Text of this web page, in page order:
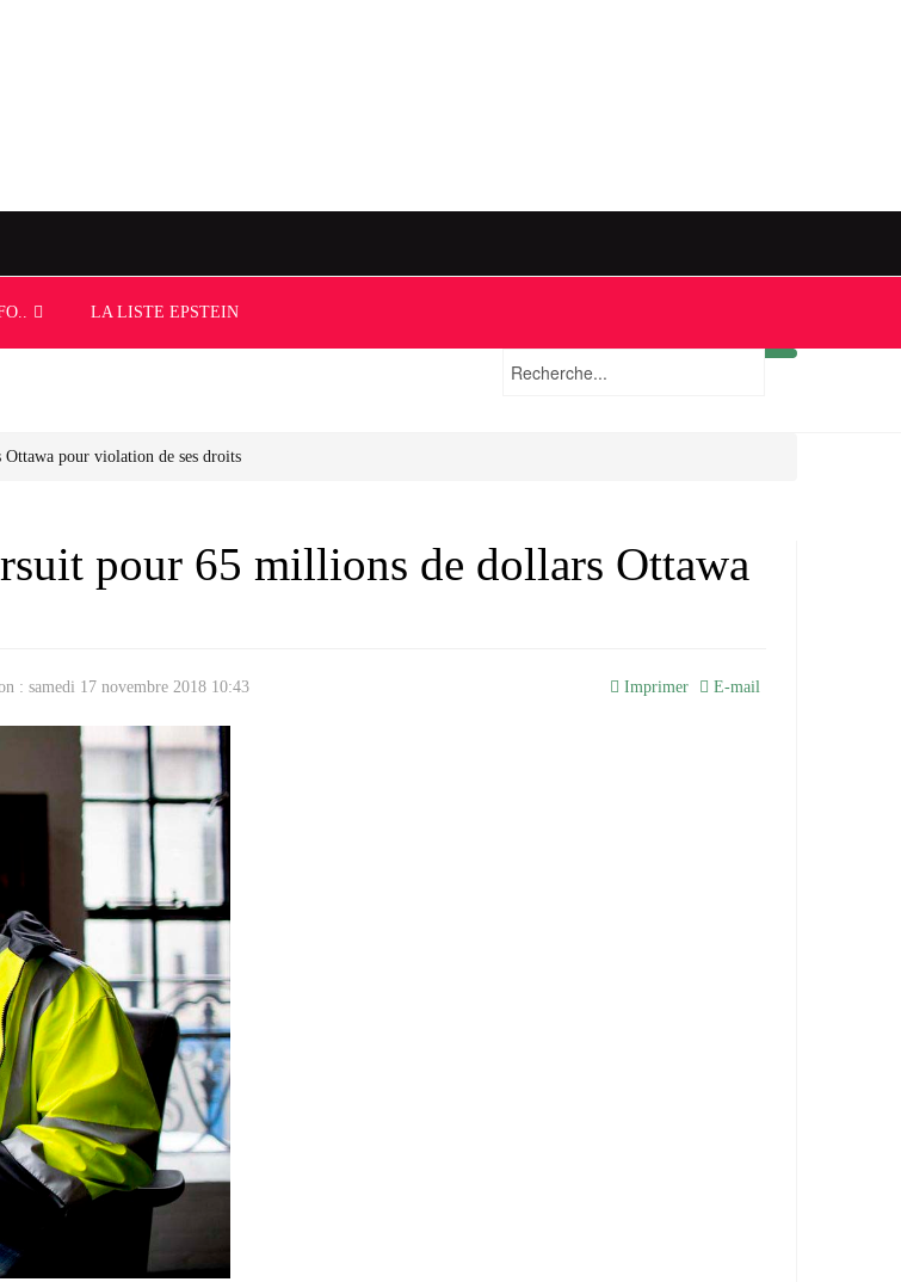
LA LISTE EPSTEIN
pour violation de ses droits
pour 65 millions de dollars Ottawa
: samedi 17 novembre 2018 10:43 Imprimer E-mail